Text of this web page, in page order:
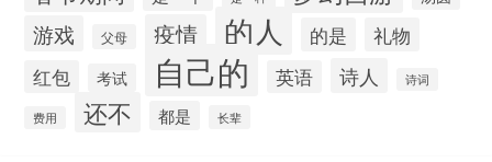
游戏 父母 疫情 的人 的是 礼物
红包 考试 自己的 英语 诗人 诗词
费用 还不 都是 长辈